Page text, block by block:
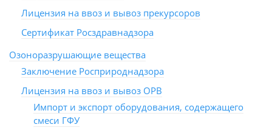
Лицензия на ввоз и вывоз прекурсоров
Сертификат Росздравнадзора
Озоноразрушающие вещества
Заключение Росприроднадзора
Лицензия на ввоз и вывоз ОРВ
Импорт и экспорт оборудования, содержащего
смеси ГФУ